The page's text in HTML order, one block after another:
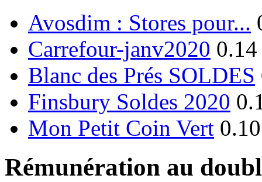
Avosdim : Stores pour...
Carrefour-janv2020
Blanc des Prés SOLDES
Finsbury Soldes 2020
Mon Petit Coin Vert
Rémunération au